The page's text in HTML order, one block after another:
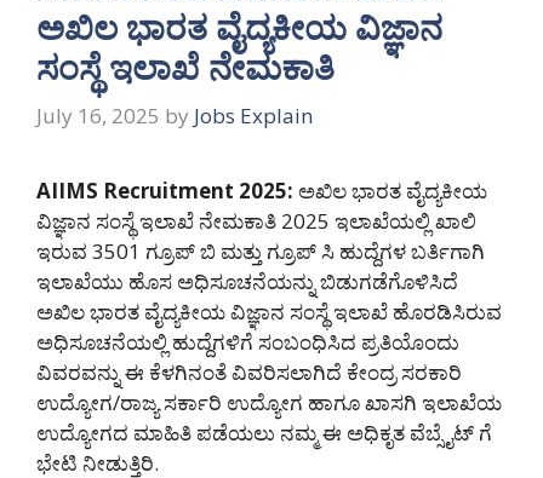
ಅಖಿಲ ಭಾರತ ವೈದ್ಯಕೀಯ ವಿಜ್ಞಾನ
ಸಂಸ್ಥೆ ಇಲಾಖೆ ನೇಮಕಾತಿ
July 16, 2025 by Jobs Explain
AIIMS Recruitment 2025: ಅಖಿಲ ಭಾರತ ವೈದ್ಯಕೀಯ
ವಿಜ್ಞಾನ ಸಂಸ್ಥೆ ಇಲಾಖೆ ನೇಮಕಾತಿ 2025 ಇಲಾಖೆಯಲ್ಲಿ ಖಾಲಿ
ಇರುವ 3501 ಗ್ರೂಪ್ ಬಿ ಮತ್ತು ಗ್ರೂಪ್ ಸಿ ಹುದ್ದೆಗಳ ಬರ್ತಿಗಾಗಿ
ಇಲಾಖೆಯು ಹೊಸ ಅಧಿಸೂಚನೆಯನ್ನು ಬಿಡುಗಡೆಗೊಳಿಸಿದೆ
ಅಖಿಲ ಭಾರತ ವೈದ್ಯಕೀಯ ವಿಜ್ಞಾನ ಸಂಸ್ಥೆ ಇಲಾಖೆ ಹೊರಡಿಸಿರುವ
ಅಧಿಸೂಚನೆಯಲ್ಲಿ ಹುದ್ದೆಗಳಿಗೆ ಸಂಬಂಧಿಸಿದ ಪ್ರತಿಯೊಂದು
ವಿವರವನ್ನು ಈ ಕೆಳಗಿನಂತೆ ವಿವರಿಸಲಾಗಿದೆ ಕೇಂದ್ರ ಸರಕಾರಿ
ಉದ್ಯೋಗ/ರಾಜ್ಯ ಸರ್ಕಾರಿ ಉದ್ಯೋಗ ಹಾಗೂ ಖಾಸಗಿ ಇಲಾಖೆಯ
ಉದ್ಯೋಗದ ಮಾಹಿತಿ ಪಡೆಯಲು ನಮ್ಮ ಈ ಅಧಿಕೃತ ವೆಬ್ಸೈಟ್ ಗೆ
ಭೇಟಿ ನೀಡುತ್ತಿರಿ.